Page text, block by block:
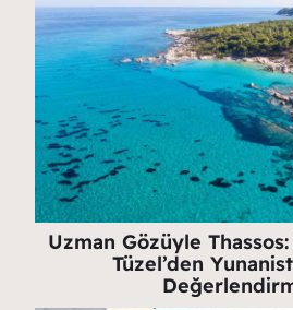
Uzman Gözüyle
Tüzel’den